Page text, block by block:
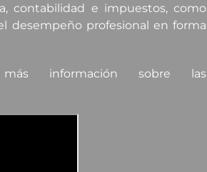
contabilidad e impuestos, como
desempeño profesional en forma
información sobre las